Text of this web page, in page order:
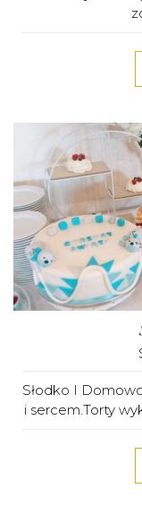
Słodko I
i sercem.Torty